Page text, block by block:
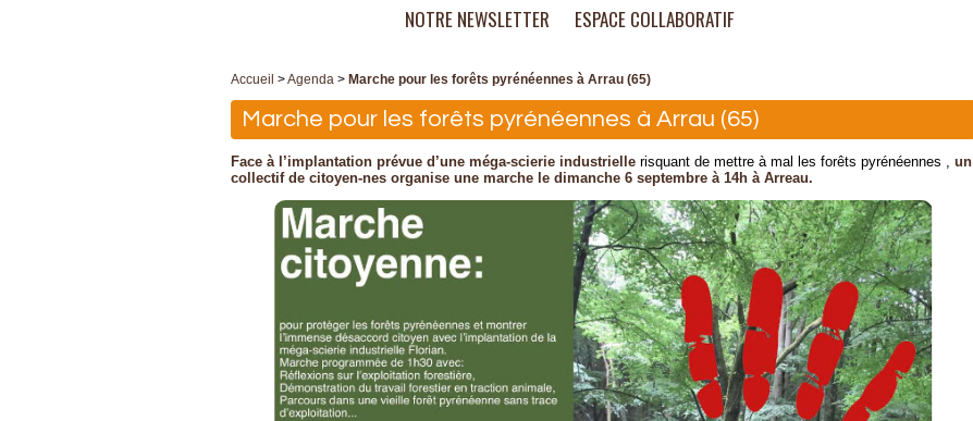
NOTRE NEWSLETTER ESPACE COLLABORATIF
Accueil >Agenda > Marche pour les forêts pyrénéennes à Arrau (65)
Marche pour les forêts pyrénéennes à Arrau (65)
Face à l’implantation prévue d’une méga-scierie industrielle risquant de mettre à mal les forêts pyrénéennes , un
collectif de citoyen-nes organise une marche le dimanche 6 septembre à 14h à Arreau.